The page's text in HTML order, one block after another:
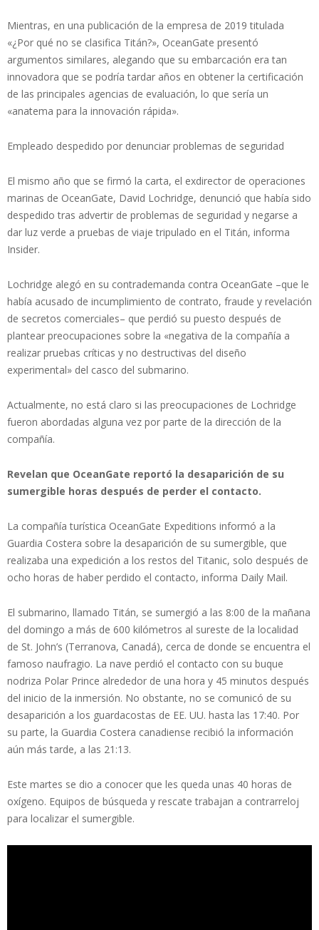
Mientras, en una publicación de la empresa de 2019 titulada
«¿Por qué no se clasifica Titán?», OceanGate presentó
argumentos similares, alegando que su embarcación era tan
innovadora que se podría tardar años en obtener la certificación
de las principales agencias de evaluación, lo que sería un
«anatema para la innovación rápida».
Empleado despedido por denunciar problemas de seguridad
El mismo año que se firmó la carta, el exdirector de operaciones
marinas de OceanGate, David Lochridge, denunció que había sido
despedido tras advertir de problemas de seguridad y negarse a
dar luz verde a pruebas de viaje tripulado en el Titán, informa
Insider.
Lochridge alegó en su contrademanda contra OceanGate –que le
había acusado de incumplimiento de contrato, fraude y revelación
de secretos comerciales– que perdió su puesto después de
plantear preocupaciones sobre la «negativa de la compañía a
realizar pruebas críticas y no destructivas del diseño
experimental» del casco del submarino.
Actualmente, no está claro si las preocupaciones de Lochridge
fueron abordadas alguna vez por parte de la dirección de la
compañía.
Revelan que OceanGate reportó la desaparición de su
sumergible horas después de perder el contacto.
La compañía turística OceanGate Expeditions informó a la
Guardia Costera sobre la desaparición de su sumergible, que
realizaba una expedición a los restos del Titanic, solo después de
ocho horas de haber perdido el contacto, informa Daily Mail.
El submarino, llamado Titán, se sumergió a las 8:00 de la mañana
del domingo a más de 600 kilómetros al sureste de la localidad
de St. John’s (Terranova, Canadá), cerca de donde se encuentra el
famoso naufragio. La nave perdió el contacto con su buque
nodriza Polar Prince alrededor de una hora y 45 minutos después
del inicio de la inmersión. No obstante, no se comunicó de su
desaparición a los guardacostas de EE. UU. hasta las 17:40. Por
su parte, la Guardia Costera canadiense recibió la información
aún más tarde, a las 21:13.
Este martes se dio a conocer que les queda unas 40 horas de
oxígeno. Equipos de búsqueda y rescate trabajan a contrarreloj
para localizar el sumergible.